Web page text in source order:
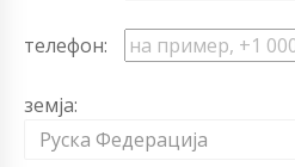
телефон:
земја:
Руска Федерација